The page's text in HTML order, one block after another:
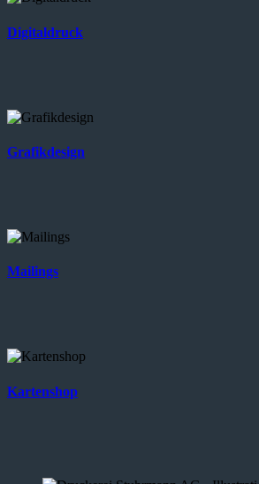
Digitaldruck
Grafikdesign
Mailings
Kartenshop